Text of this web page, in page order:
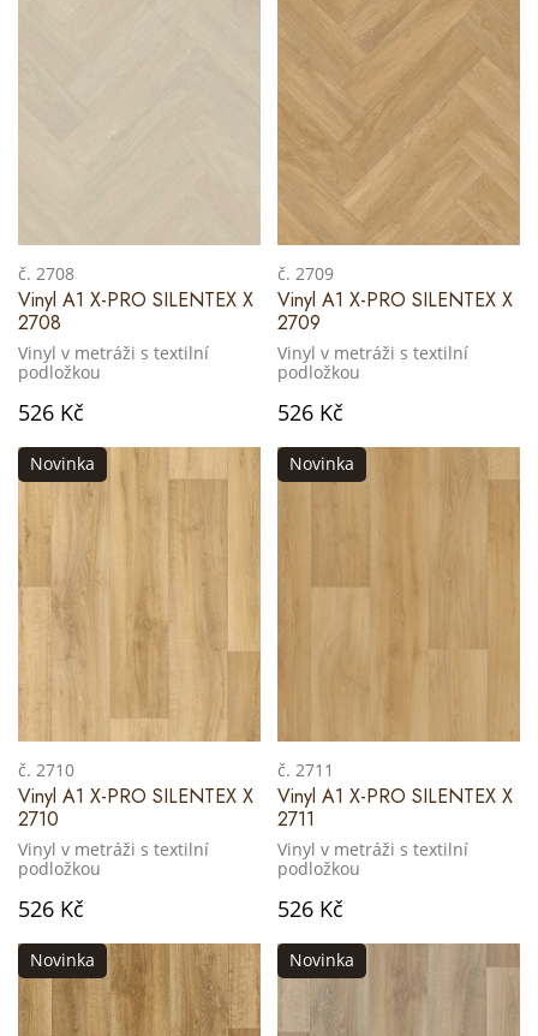
č. 2708
Vinyl A1 X-PRO SILENTEX X
2708
Vinyl v metráži s textilní
podložkou
526 Kč
č. 2709
Vinyl A1 X-PRO SILENTEX X
2709
Vinyl v metráži s textilní
podložkou
526 Kč
Novinka
č. 2710
Vinyl A1 X-PRO SILENTEX X
2710
Vinyl v metráži s textilní
podložkou
526 Kč
Novinka
č. 2711
Vinyl A1 X-PRO SILENTEX X
2711
Vinyl v metráži s textilní
podložkou
526 Kč
Novinka Novinka